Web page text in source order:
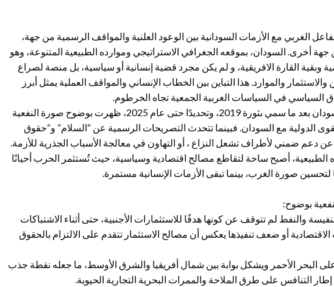
الغربي مع الأزمات السودانية بين الوعود العلنية والمواقف الرسمية من جهة،
جهة أخرى. السودان، بموقعه الجغرافي الاستراتيجي وموارده الطبيعية المتنوعة، وهو
وبقية القارة الافريقية، و لم يكن مجرد قضية إنسانية أو سياسية، بل منصة لصراع
والموارد. هذا التباين بين الخطاب الإنساني والمواقف العملية يمثل أبرز
السياسي في السياسات الغربية الجمعية تجاه الخرطوم.
ومنذ اندلاع التحولات السياسية في السودان بعد ما سمي بثورة 2019، وتحديدًا حتى عام 2025، ظهرت بوضوح صورة النفعية
الدولية مع السودان. فبينما تتحدث التصريحات الرسمية عن “السلام” و“حقوق
دعم ضمني لأطراف تشعل النزاع ، أو التهاون في معالجة الأسباب الجذرية للأزمة.
الطبيعية، أصبح ساحة لتقاطع مصالح اقتصادية وسياسية، حيث تُستثمر الحرب أحيانًا
لتحسين صورة الغرب، بينما تبقى الأزمات الإنسانية مستمرة.
بوضوح:
والنفط لم تتوقف عن كونها هدفًا للاستثمارات الأجنبية، حتى أثناء الاشتباكات
أو ضعف تنفيذها يعكس أن مصالح الاستثمار تتقدم على الالتزام بالحقوق
البحر الأحمر ويشكل بوابة بين شمال أفريقيا والشرق الأوسط، ما جعله نقطة جذب
التنافس على طرق الملاحة والممرات البحرية التجارية الحيوية.